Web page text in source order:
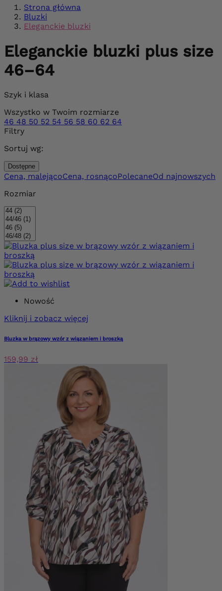
Strona główna
Bluzki
Eleganckie bluzki
Eleganckie bluzki plus size
46–64
Szyk i klasa
Wszystko w Twoim rozmiarze
46 48 50 52 54 56 58 60 62 64
Filtry
Sortuj wg:
Dostępne
Cena, malejącoCena, rosnącoPolecaneOd najnowszych
Rozmiar
Nowość
Kliknij i zobacz więcej
Bluzka w brązowy wzór z wiązaniem i broszką
159,99 zł